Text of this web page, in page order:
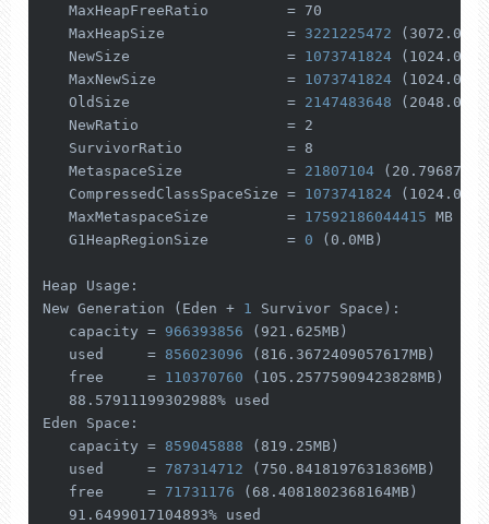
   MaxHeapFreeRatio         = 70
   MaxHeapSize              =
3221225472
(3072.0MB)
   NewSize                  =
1073741824
(1024.0MB)
   MaxNewSize               =
1073741824
(1024.0MB)
   OldSize                  =
2147483648
(2048.0MB)
   NewRatio                 = 2
   SurvivorRatio            = 8
   MetaspaceSize            =
21807104
   CompressedClassSpaceSize =
1073741824
(1024.0MB)
   MaxMetaspaceSize         =
17592186044415 MB
   G1HeapRegionSize         =
0 (0.0MB)
Heap Usage:
New Generation (Eden + 1 Survivor Space):
   capacity =
966393856
(921.625MB)
   used     =
856023096
(816.3672409057617MB)
   free     =
110370760
(105.25775909423828MB)
   88.57911199302988% used
Eden Space:
   capacity =
859045888
(819.25MB)
   used     =
787314712
(750.8418197631836MB)
   free     =
71731176
(68.4081802368164MB)
   91.6499017104893% used